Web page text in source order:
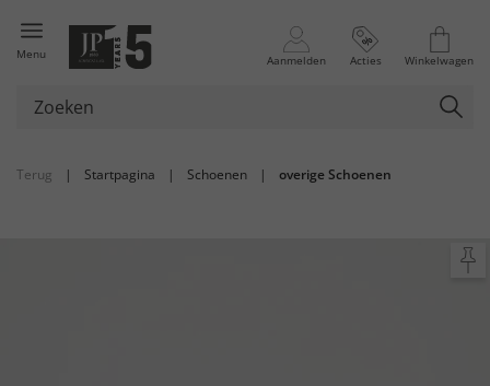
Menu Aanmelden Acties Winkelwagen
Terug | Startpagina | Schoenen | overige Schoenen